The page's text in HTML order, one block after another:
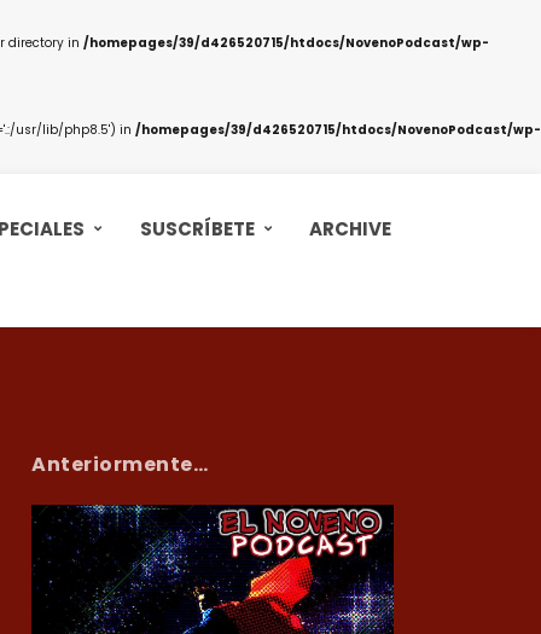
directory in /homepages/39/d426520715/htdocs/NovenoPodcast/wp-
usr/lib/php8.5') in /homepages/39/d426520715/htdocs/NovenoPodcast/wp-
SUSCRÍBETE ARCHIVE
Anteriormente…